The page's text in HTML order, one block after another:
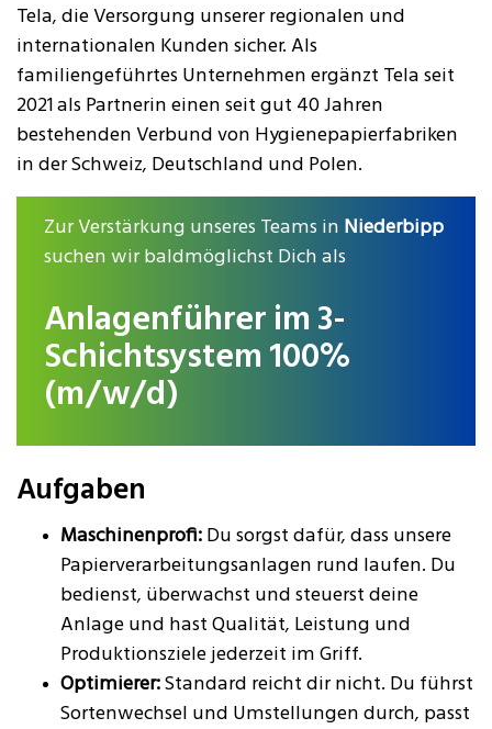
Tela, die Versorgung unserer regionalen und
internationalen Kunden sicher. Als
familiengeführtes Unternehmen ergänzt Tela seit
2021 als Partnerin einen seit gut 40 Jahren
bestehenden Verbund von Hygienepapierfabriken
in der Schweiz, Deutschland und Polen.
Zur Verstärkung unseres Teams in Niederbipp
suchen wir baldmöglichst Dich als
Anlagenführer im 3-
Schichtsystem 100%
(m/w/d)
Aufgaben
Maschinenprofi: Du sorgst dafür, dass unsere
Papierverarbeitungsanlagen rund laufen. Du
bedienst, überwachst und steuerst deine
Anlage und hast Qualität, Leistung und
Produktionsziele jederzeit im Griff.
Optimierer: Standard reicht dir nicht. Du führst
Sortenwechsel und Umstellungen durch, passt